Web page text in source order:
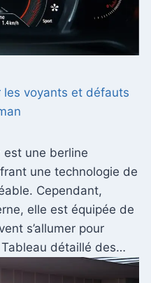
les voyants et défauts
est une berline
une technologie de
Cependant,
elle est équipée de
s’allumer pour
détaillé des…